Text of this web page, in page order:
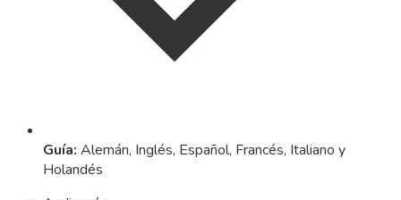
Guía: Alemán, Inglés, Español, Francés, Italiano y
Holandés